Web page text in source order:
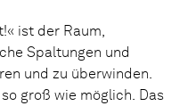
ist der Raum,
Spaltungen und
und zu überwinden.
groß wie möglich. Das